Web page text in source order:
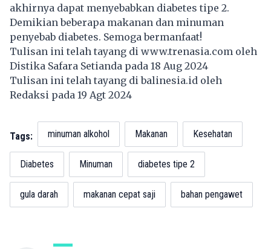
akhirnya dapat menyebabkan diabetes tipe 2.
Demikian beberapa makanan dan minuman
penyebab diabetes. Semoga bermanfaat!
Tulisan ini telah tayang di www.trenasia.com oleh
Distika Safara Setianda pada 18 Aug 2024
Tulisan ini telah tayang dibalinesia.id oleh
Redaksi pada 19 Agt 2024
Tags: minuman alkohol Makanan Kesehatan
Diabetes Minuman diabetes tipe 2
gula darah makanan cepat saji bahan pengawet